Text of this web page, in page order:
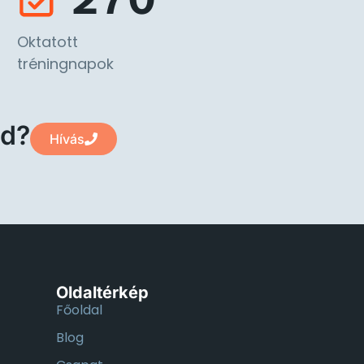
Oktatott
tréningnapok
Hívás
Oldaltérkép
Főoldal
Blog